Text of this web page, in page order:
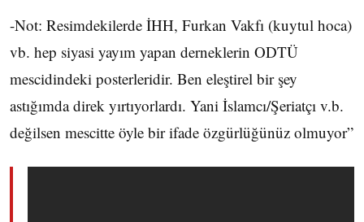
-Not: Resimdekilerde İHH, Furkan Vakfı (kuytul hoca)
vb. hep siyasi yayım yapan derneklerin ODTÜ
mescidindeki posterleridir. Ben eleştirel bir şey
astığımda direk yırtıyorlardı. Yani İslamcı/Şeriatçı v.b.
değilsen mescitte öyle bir ifade özgürlüğünüz olmuyor”